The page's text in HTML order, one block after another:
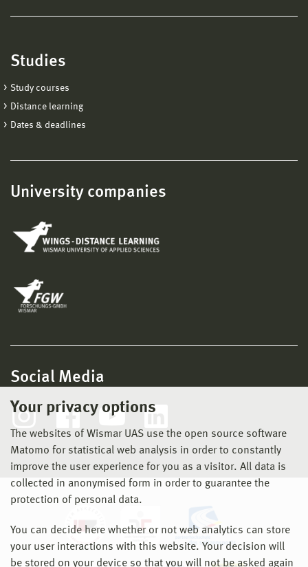
Your privacy options
The websites of Wismar UAS use the open source software
Matomo for statistical web analysis in order to constantly
improve the user experience for you as a visitor. All data is
collected in anonymised form in order to guarantee the
protection of personal data.
You can decide here whether or not web analytics can store
your user interactions with this website. Your decision will
be stored on your device so that you will not be asked again
Studies
Study courses
Distance learning
Dates & deadlines
University companies
Social Media